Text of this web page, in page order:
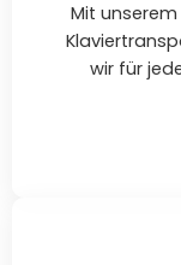
Mit
wir für